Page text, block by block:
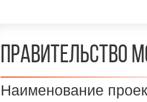
Правительство
Наименование